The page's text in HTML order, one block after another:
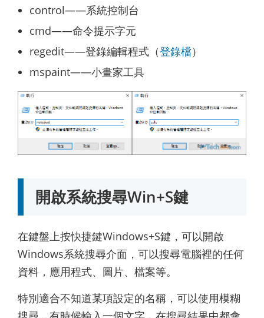
control——系統控制台
cmd——命令提示字元
regedit——登錄編輯程式（登錄檔）
mspaint——小畫家工具
開啟系統搜尋Win+S鍵
在鍵盤上按快捷鍵Windows+S鍵，可以開啟
Windows系統搜尋介面，可以搜尋電腦裡的任何
資料，應用程式、圖片、檔案等。
特別適合不知道某項設定的名稱，可以使用模糊